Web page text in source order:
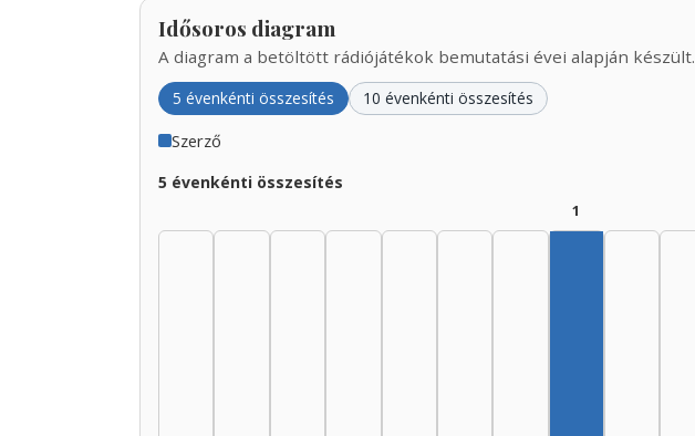
Idősoros diagram
A diagram a betöltött rádiójátékok bemutatási évei alapján készült.
5 évenkénti összesítés 10 évenkénti összesítés
Szerző
5 évenkénti összesítés
1